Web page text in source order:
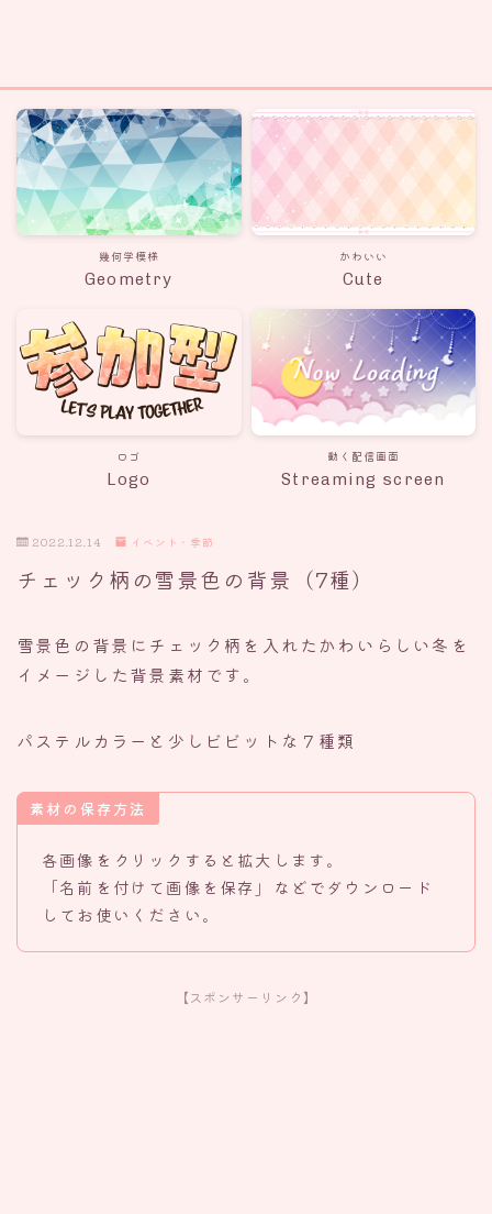
幾何学模様
Geometry
かわいい
Cute
ロゴ
Logo
動く配信画面
Streaming screen
2022.12.14 イベント・季節
チェック柄の雪景色の背景（7種）
雪景色の背景にチェック柄を入れたかわいらしい冬を
イメージした背景素材です。
パステルカラーと少しビビットな７種類
素材の保存方法
各画像をクリックすると拡大します。
「名前を付けて画像を保存」などでダウンロード
してお使いください。
【スポンサーリンク】